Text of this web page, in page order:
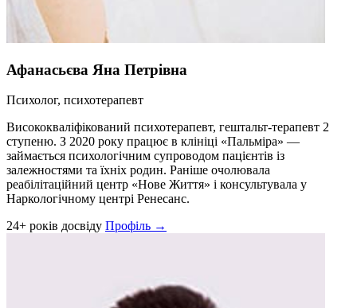
Афанасьєва Яна Петрівна
Психолог, психотерапевт
Висококваліфікований психотерапевт, гештальт-терапевт 2
ступеню. З 2020 року працює в клініці «Пальміра» —
займається психологічним супроводом пацієнтів із
залежностями та їхніх родин. Раніше очолювала
реабілітаційний центр «Нове Життя» і консультувала у
Наркологічному центрі Ренесанс.
24+ років досвіду Профіль →